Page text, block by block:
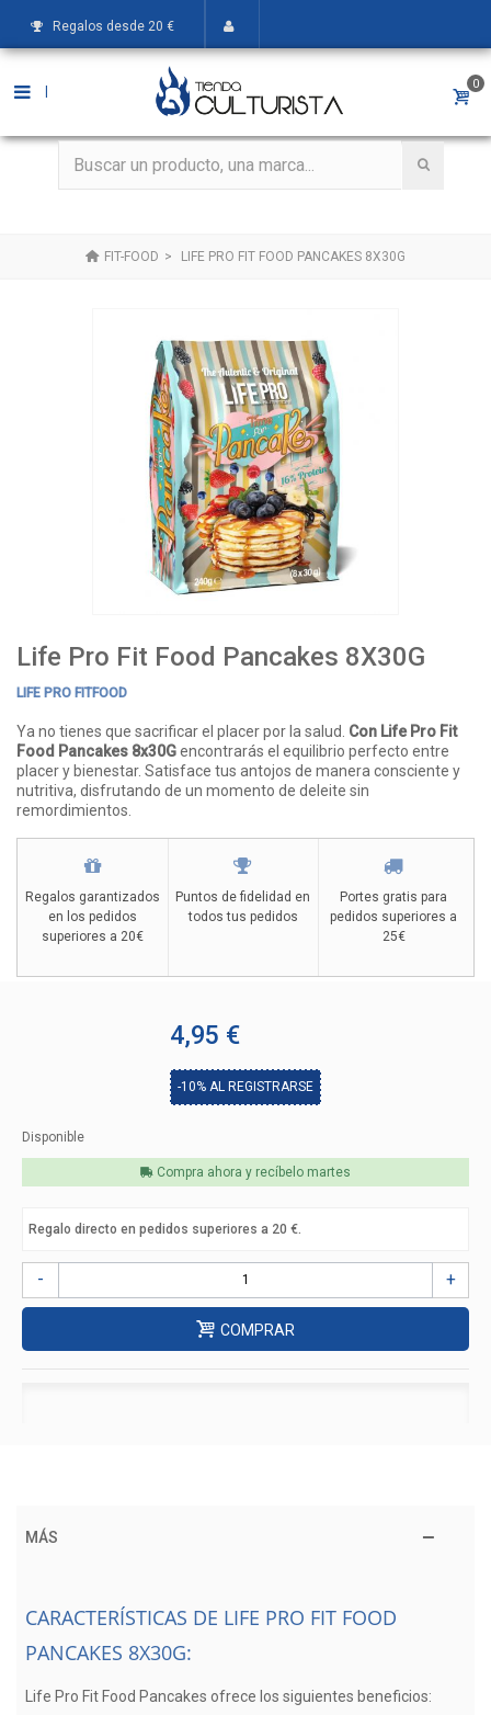
Regalos desde 20 €
0
FIT-FOOD > LIFE PRO FIT FOOD PANCAKES 8X30G
Life Pro Fit Food Pancakes 8X30G
LIFE PRO FITFOOD
Ya no tienes que sacrificar el placer por la salud. Con Life Pro Fit
Food Pancakes 8x30Gencontrarás el equilibrio perfecto entre
placer y bienestar. Satisface tus antojos de manera consciente y
nutritiva, disfrutando de un momento de deleite sin
remordimientos.
Regalos garantizados
en los pedidos
superiores a 20€
Puntos de fidelidad en
todos tus pedidos
Portes gratis para
pedidos superiores a
25€
4,95 €
-10% AL REGISTRARSE
Disponible
Compra ahora y recíbelo martes
Regalo directo en pedidos superiores a 20 €.
- +
COMPRAR
MÁS
CARACTERÍSTICAS DE LIFE PRO FIT FOOD
PANCAKES 8X30G:
Life Pro Fit Food Pancakes ofrece los siguientes beneficios: